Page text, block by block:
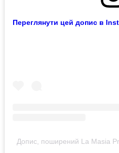
Переглянути цей допис в
Допис, поширений La Masia